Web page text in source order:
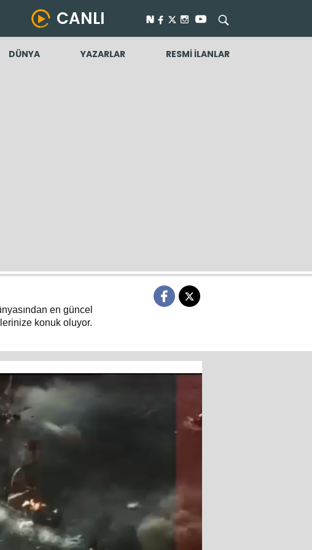
CANLI
DÜNYA YAZARLAR RESMİ İLANLAR
en güncel
konuk oluyor.